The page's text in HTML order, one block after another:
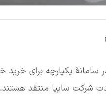
شرکت سایپا منتقد هستند.